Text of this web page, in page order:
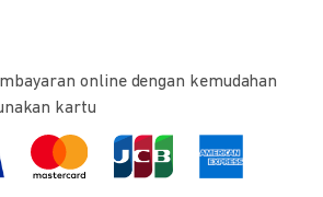
online dengan kemudahan
kartu